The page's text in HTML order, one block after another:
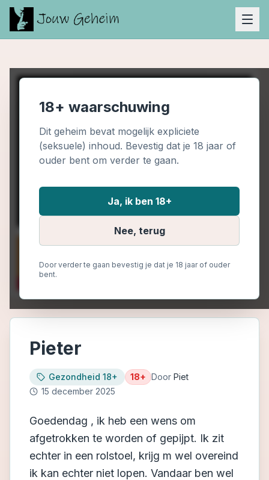
18+ waarschuwing
Dit geheim bevat mogelijk expliciete
(seksuele) inhoud. Bevestig dat je 18 jaar of
ouder bent om verder te gaan.
Ja, ik ben 18+
Nee, terug
Door verder te gaan bevestig je dat je 18 jaar of ouder
bent.
Pieter
Gezondheid 18+ 18+ Door Piet
15 december 2025
Goedendag , ik heb een wens om
afgetrokken te worden of gepijpt. Ik zit
echter in een rolstoel, krijg m wel overeind
ik kan echter niet lopen. Vandaar ben wel